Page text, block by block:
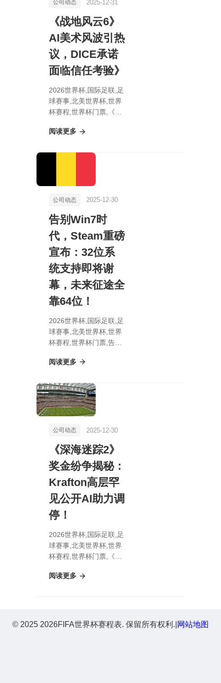
公司动态 2025-12-31
《战地风云6》
AI美术风波引热
议，DICE承诺
面临信任考验》
2026世界杯,国际足联,足
球赛事,北美世界杯,世界
杯赛程,世界杯门票,《战
热议，DICE承诺面临信
阅读更多
公司动态 2025-12-30
告别Win7时
代，Steam重磅
宣布：32位系
统支持即将谢
幕，未来征途全
靠64位！
2026世界杯,国际足联,足
球赛事,北美世界杯,世界
杯赛程,世界杯门票,告别
宣布：32位系统支持即
64位！
阅读更多
公司动态 2025-12-30
《深海迷踪2》
奖金纷争揭秘：
Krafton高层罕
见公开AI助力调
停！
2026世界杯,国际足联,足
球赛事,北美世界杯,世界
杯赛程,世界杯门票,《深
秘：Krafton高层罕见公
阅读更多
© 2025 2026FIFA世界杯赛程表. 保留所有权利. 网站地图